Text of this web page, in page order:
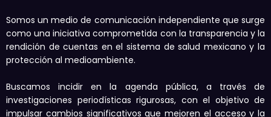
Somos un medio de comunicación independiente que surge
como una iniciativa comprometida con la transparencia y la
rendición de cuentas en el sistema de salud mexicano y la
protección al medioambiente.
Buscamos incidir en la agenda pública, a través de
investigaciones periodísticas rigurosas, con el objetivo de
impulsar cambios significativos que mejoren el acceso y la